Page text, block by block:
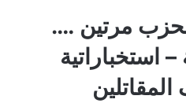
مرتين ….
استخباراتية